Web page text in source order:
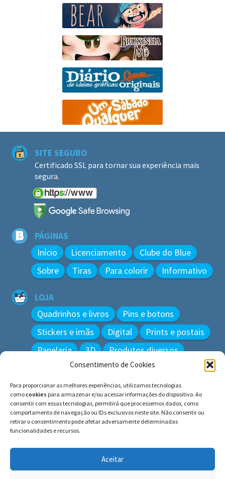
Consentimento de Cookies
Para proporcionar as melhores experiências, utilizamos tecnologias
comocookies para armazenar e/ou acessar informações do dispositivo. Ao
consentir com essas tecnologias, permitirá que processemos dados, como
comportamento de navegação ou IDs exclusivos neste site. Não consentir ou
retirar o consentimento pode afetar adversamente determinadas
funcionalidades e recursos.
Aceitar
SITE SEGURO
Certificado SSL para tornar sua experiência mais
segura.
PÁGINAS
Início Licenciamento
Clube do Blue
Sobre
Tiras Para colorir Informativo
LOJA
Quadrinhos e livros
Pins e botons
Stickers e imãs
Digital
Prints e postais
Papelaria
3D Produtos diversos
Pesquisar
por:
© BLUE e os gatos ∙ todos os direitos reservados.
Histórias inspiradas em gatos reais. Adote e cuide dos
gatos!